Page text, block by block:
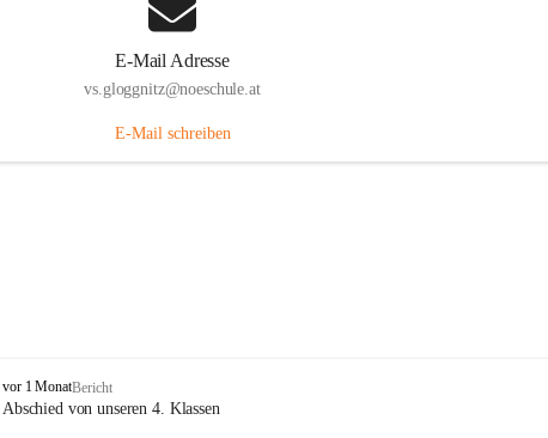
E-Mail Adresse
vs.gloggnitz@noeschule.at
E-Mail schreiben
V
o
vor 1 MonatBericht
Abschied von unseren 4. Klassen